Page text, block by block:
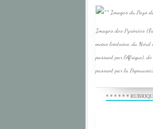
Images des Pyrénées
moins lointains, du Nord
passant par l'Afrique),
passant par la
* * * * * *